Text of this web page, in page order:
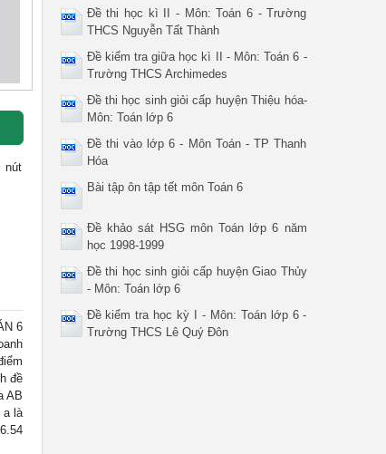
nút
6
đề
AB
a là
Đề thi học kì II - Môn: Toán 6 - Trường
THCS Nguyễn Tất Thành
Đề kiểm tra giữa học kì II - Môn: Toán 6 -
Trường THCS Archimedes
Đề thi học sinh giỏi cấp huyện Thiệu hóa-
Môn: Toán lớp 6
Đề thi vào lớp 6 - Môn Toán - TP Thanh
Hóa
Bài tập ôn tập tết môn Toán 6
Đề khảo sát HSG môn Toán lớp 6 năm
học 1998-1999
Đề thi học sinh giỏi cấp huyện Giao Thủy
- Môn: Toán lớp 6
Đề kiểm tra học kỳ I - Môn: Toán lớp 6 -
Trường THCS Lê Quý Đôn